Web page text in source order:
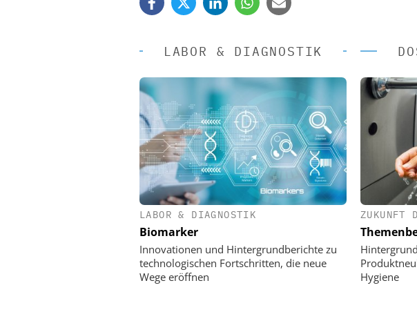
LABOR & DIAGNOSTIK
LABOR & DIAGNOSTIK
Biomarker
Innovationen und Hintergrundberichte zu
technologischen Fortschritten, die neue
Wege eröffnen
ZUKUNFT
Hygiene
EASY SOFTWARE AG
Personalmanagement: Von digitaler
Ordnung zur KI-fähigen Steuerung